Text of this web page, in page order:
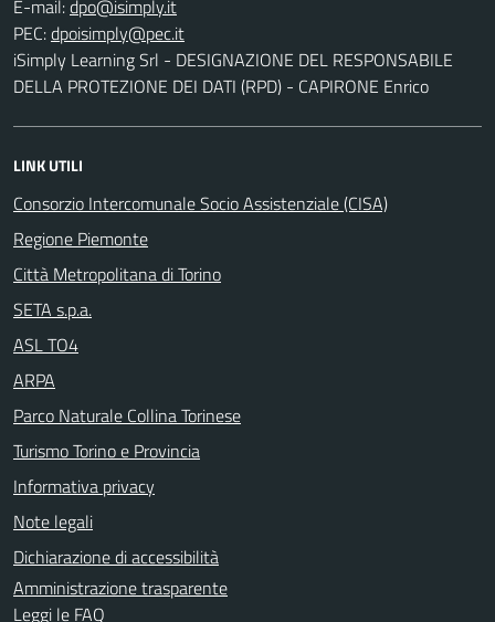
E-mail:
PEC:
iSimply Learning Srl - DESIGNAZIONE DEL RESPONSABILE
DELLA PROTEZIONE DEI DATI (RPD) - CAPIRONE Enrico
LINK UTILI
Consorzio Intercomunale Socio Assistenziale (CISA)
Regione Piemonte
Città Metropolitana di Torino
SETA s.p.a.
ASL TO4
ARPA
Parco Naturale Collina Torinese
Turismo Torino e Provincia
Informativa privacy
Note legali
Dichiarazione di accessibilità
Amministrazione trasparente
Leggi le FAQ